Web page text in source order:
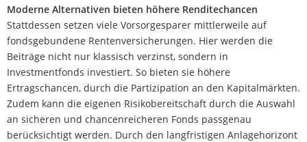
Moderne Alternativen bieten höhere Renditechancen
Stattdessen setzen viele Vorsorgesparer mittlerweile auf
fondsgebundene Rentenversicherungen. Hier werden die
Beiträge nicht nur klassisch verzinst, sondern in
Investmentfonds investiert. So bieten sie höhere
Ertragschancen, durch die Partizipation an den Kapitalmärkten.
Zudem kann die eigenen Risikobereitschaft durch die Auswahl
an sicheren und chancenreicheren Fonds passgenau
berücksichtigt werden. Durch den langfristigen Anlagehorizont